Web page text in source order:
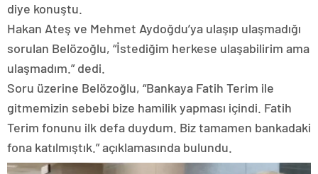
diye konuştu.
Hakan Ateş ve Mehmet Aydoğdu’ya ulaşıp ulaşmadığı
sorulan Belözoğlu, “İstediğim herkese ulaşabilirim ama
ulaşmadım.” dedi.
Soru üzerine Belözoğlu, “Bankaya Fatih Terim ile
gitmemizin sebebi bize hamilik yapması içindi. Fatih
Terim fonunu ilk defa duydum. Biz tamamen bankadaki
fona katılmıştık.” açıklamasında bulundu.